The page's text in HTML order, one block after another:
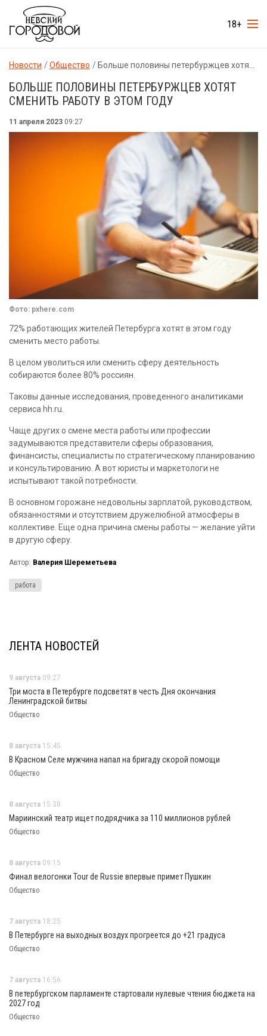
18+
Новости Общество Больше половины петербуржцев хотят сменить работу в этом году
БОЛЬШЕ ПОЛОВИНЫ ПЕТЕРБУРЖЦЕВ ХОТЯТ
СМЕНИТЬ РАБОТУ В ЭТОМ ГОДУ
11 апреля 2023 09:27
Фото: pxhere.com
72% работающих жителей Петербурга хотят в этом году
сменить место работы.
В целом уволиться или сменить сферу деятельность
собираются более 80% россиян.
Таковы данные исследования, проведенного аналитиками
сервиса hh.ru.
Чаще других о смене места работы или профессии
задумываются представители сферы образования,
финансисты, специалисты по стратегическому планированию
и консультированию. А вот юристы и маркетологи не
испытывают такой потребности.
В основном горожане недовольны зарплатой, руководством,
обязанностями и отсутствием дружелюбной атмосферы в
коллективе. Еще одна причина смены работы — желание уйти
в другую сферу.
Автор: Валерия Шереметьева
работа
ЛЕНТА НОВОСТЕЙ
9 августа 09:27
Три моста в Петербурге подсветят в честь Дня окончания
Ленинградской битвы
Общество
8 августа 15:45
В Красном Селе мужчина напал на бригаду скорой помощи
Общество
8 августа 15:38
Мариинский театр ищет подрядчика за 110 миллионов рублей
Общество
8 августа 09:15
Финал велогонки Tour de Russie впервые примет Пушкин
Общество
7 августа 18:25
В Петербурге на выходных воздух прогреется до +21 градуса
Общество
7 августа 16:56
В петербургском парламенте стартовали нулевые чтения бюджета на
2027 год
Общество